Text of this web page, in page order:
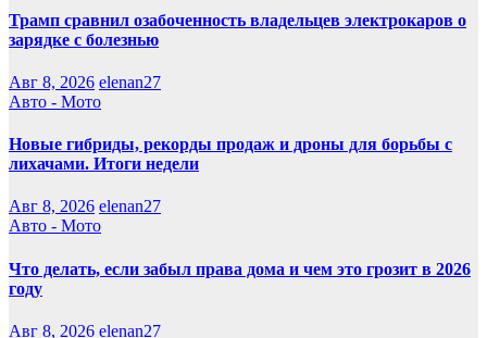
Трамп сравнил озабоченность владельцев электрокаров о
зарядке с болезнью
Авг 8, 2026 elenan27
Авто - Мото
Новые гибриды, рекорды продаж и дроны для борьбы с
лихачами. Итоги недели
Авг 8, 2026 elenan27
Авто - Мото
Что делать, если забыл права дома и чем это грозит в 2026
году
Авг 8, 2026 elenan27